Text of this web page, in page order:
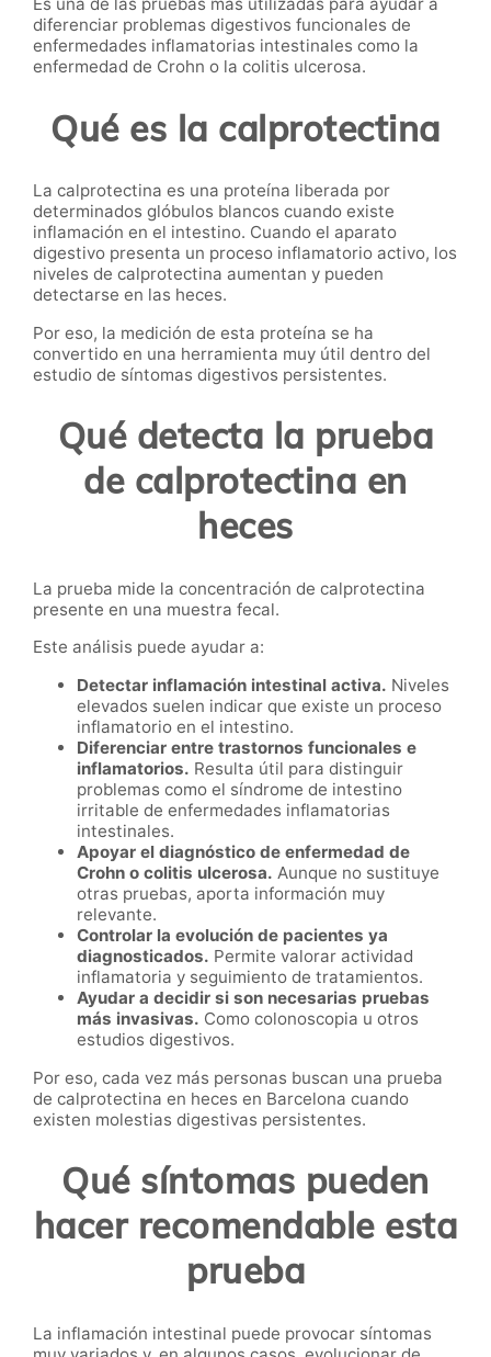
diferenciar problemas digestivos funcionales de
enfermedades inflamatorias intestinales como la
enfermedad de Crohn o la colitis ulcerosa.
Qué es la calprotectina
La calprotectina es una proteína liberada por
determinados glóbulos blancos cuando existe
inflamación en el intestino. Cuando el aparato
digestivo presenta un proceso inflamatorio activo, los
niveles de calprotectina aumentan y pueden
detectarse en las heces.
Por eso, la medición de esta proteína se ha
convertido en una herramienta muy útil dentro del
estudio de síntomas digestivos persistentes.
Qué detecta la prueba
de calprotectina en
heces
La prueba mide la concentración de calprotectina
presente en una muestra fecal.
Este análisis puede ayudar a:
Detectar inflamación intestinal activa. Niveles
elevados suelen indicar que existe un proceso
inflamatorio en el intestino.
Diferenciar entre trastornos funcionales e
inflamatorios. Resulta útil para distinguir
problemas como el síndrome de intestino
irritable de enfermedades inflamatorias
intestinales.
Apoyar el diagnóstico de enfermedad de
Crohn o colitis ulcerosa. Aunque no sustituye
otras pruebas, aporta información muy
relevante.
Controlar la evolución de pacientes ya
diagnosticados. Permite valorar actividad
inflamatoria y seguimiento de tratamientos.
Ayudar a decidir si son necesarias pruebas
más invasivas. Como colonoscopia u otros
estudios digestivos.
Por eso, cada vez más personas buscan una prueba
de calprotectina en heces en Barcelona cuando
existen molestias digestivas persistentes.
Qué síntomas pueden
hacer recomendable esta
prueba
La inflamación intestinal puede provocar síntomas